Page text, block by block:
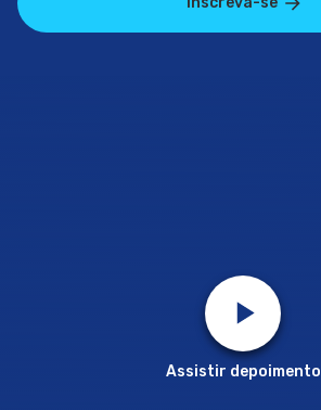
Assistir depoimento